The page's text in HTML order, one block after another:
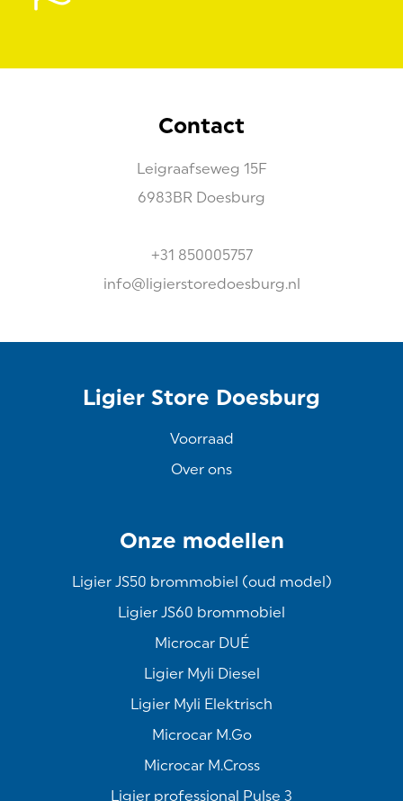
Contact
Leigraafseweg 15F
6983BR Doesburg
+31 850005757
info@ligierstoredoesburg.nl
Ligier Store Doesburg
Voorraad
Over ons
Onze modellen
Ligier JS50 brommobiel (oud model)
Ligier JS60 brommobiel
Microcar DUÉ
Ligier Myli Diesel
Ligier Myli Elektrisch
Microcar M.Go
Microcar M.Cross
Ligier professional Pulse 3